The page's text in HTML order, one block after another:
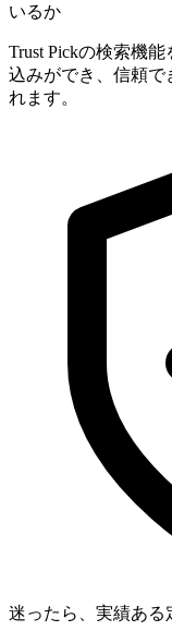
いるか
Trust Pickの検索機
込みができ、信頼で
れます。
迷ったら、実績ある